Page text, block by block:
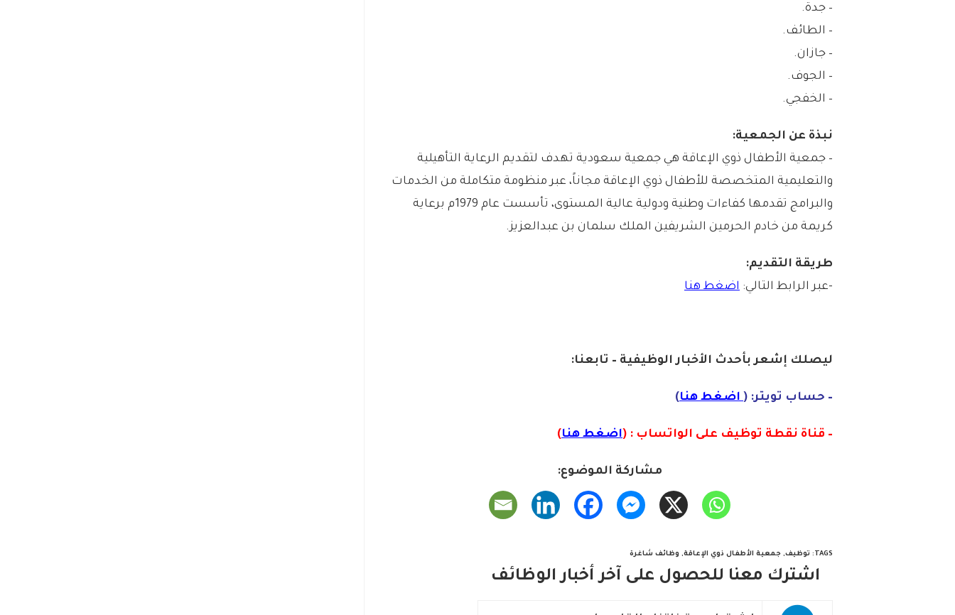
– جدة.
– الطائف.
– جازان.
– الجوف.
– الخفجي.
نبذة عن الجمعية:
– جمعية الأطفال ذوي الإعاقة هي جمعية سعودية تهدف لتقديم الرعاية التأهيلية
والتعليمية المتخصصة للأطفال ذوي الإعاقة مجاناً، عبر منظومة متكاملة من الخدمات
والبرامج تقدمها كفاءات وطنية ودولية عالية المستوى، تأسست عام 1979م برعاية
كريمة من خادم الحرمين الشريفين الملك سلمان بن عبدالعزيز.
طريقة التقديم:
-عبر الرابط التالي: اضغط هنا
ليصلك إشعربأحدث الأخبار الوظيفية – تابعنا:
– حساب تويتر: (اضغط هنا)
– قناة نقطة توظيف على الواتساب : (اضغط هنا)
مشاركة الموضوع:
TAGS
: توظيف, جمعية الأطفال ذوي الإعاقة, وظائف شاغرة
اشترك معنا للحصول على آخر أخبار الوظائف